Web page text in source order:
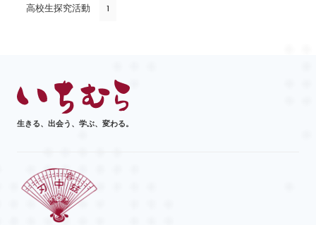
高校生探究活動 1
生きる、出会う、学ぶ、変わる。